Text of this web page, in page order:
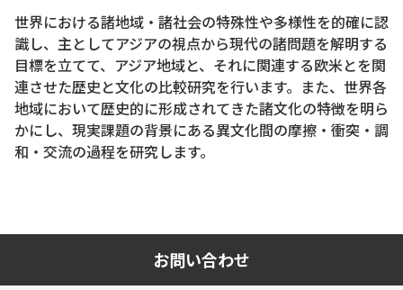
世界における諸地域・諸社会の特殊性や多様性を的確に認
識し、主としてアジアの視点から現代の諸問題を解明する
目標を立てて、アジア地域と、それに関連する欧米とを関
連させた歴史と文化の比較研究を行います。また、世界各
地域において歴史的に形成されてきた諸文化の特徴を明ら
かにし、現実課題の背景にある異文化間の摩擦・衝突・調
和・交流の過程を研究します。
お問い合わせ